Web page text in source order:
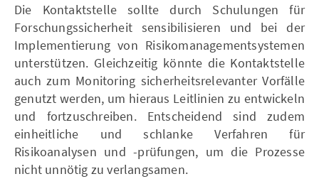
Die Kontaktstelle sollte durch Schulungen für
Forschungssicherheit sensibilisieren und bei der
Implementierung von Risikomanagementsystemen
unterstützen. Gleichzeitig könnte die Kontaktstelle
auch zum Monitoring sicherheitsrelevanter Vorfälle
genutzt werden, um hieraus Leitlinien zu entwickeln
und fortzuschreiben. Entscheidend sind zudem
einheitliche und schlanke Verfahren für
Risikoanalysen und -prüfungen, um die Prozesse
nicht unnötig zu verlangsamen.